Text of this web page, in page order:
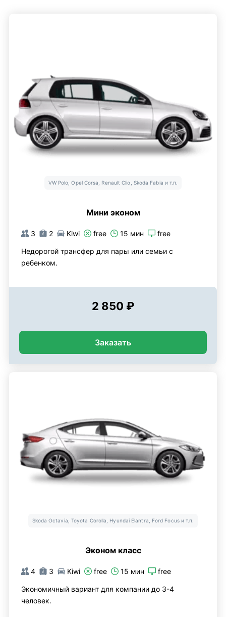
VW Polo, Opel Corsa, Renault Clio, Skoda Fabia и т.п.
Мини эконом
3 2 Kiwi free 15 мин free
Недорогой трансфер для пары или семьи с
ребенком.
2 850 ₽
Заказать
Skoda Octavia, Toyota Corolla, Hyundai Elantra, Ford Focus и т.п.
Эконом класс
4 3 Kiwi free 15 мин free
Экономичный вариант для компании до 3-4
человек.